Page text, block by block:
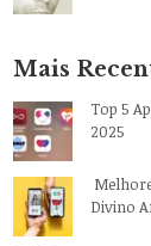
Mais
Top 5
2025
Divino